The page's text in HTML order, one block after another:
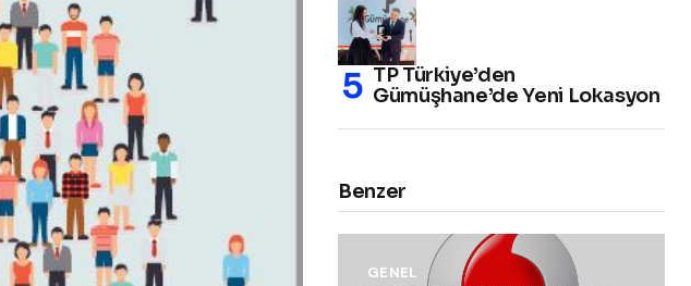
TP Türkiye’den
Gümüşhane’de Yeni Lokasyon
Benzer
GENEL